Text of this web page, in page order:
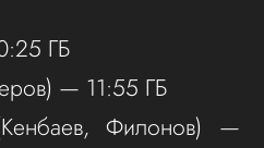
ГБ
— 11:55 ГБ
Филонов) —